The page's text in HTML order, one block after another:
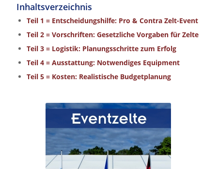
Inhaltsverzeichnis
Teil 1 = Entscheidungshilfe: Pro & Contra Zelt-Event
Teil 2 = Vorschriften: Gesetzliche Vorgaben für Zelte
Teil 3 = Logistik: Planungsschritte zum Erfolg
Teil 4 = Ausstattung: Notwendiges Equipment
Teil 5 = Kosten: Realistische Budgetplanung